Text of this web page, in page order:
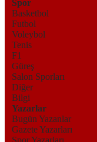
Spor
Basketbol
Futbol
Voleybol
Tenis
F1
Güreş
Salon Sporları
Diğer
Bilgi
Yazarlar
Bugün Yazanlar
Gazete Yazarları
Spor Yazarları